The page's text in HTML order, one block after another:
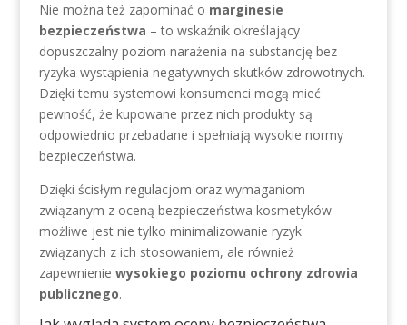
Nie można też zapominać o marginesie
bezpieczeństwa – to wskaźnik określający
dopuszczalny poziom narażenia na substancję bez
ryzyka wystąpienia negatywnych skutków zdrowotnych.
Dzięki temu systemowi konsumenci mogą mieć
pewność, że kupowane przez nich produkty są
odpowiednio przebadane i spełniają wysokie normy
bezpieczeństwa.
Dzięki ścisłym regulacjom oraz wymaganiom
związanym z oceną bezpieczeństwa kosmetyków
możliwe jest nie tylko minimalizowanie ryzyk
związanych z ich stosowaniem, ale również
zapewnienie wysokiego poziomu ochrony zdrowia
publicznego.